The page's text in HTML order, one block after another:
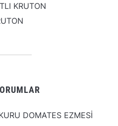
KRUTON
DOMATES EZMESİ